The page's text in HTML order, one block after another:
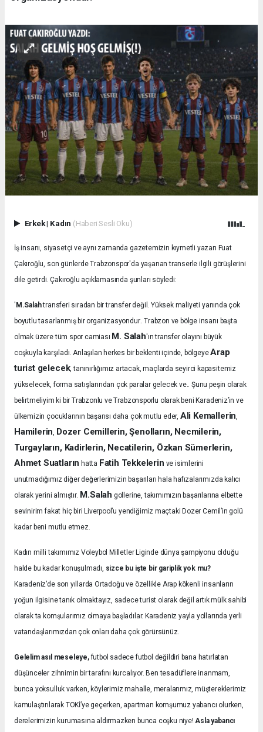
Erkek| Kadın (Haberi Sesli Oku)
İş insanı, siyasetçi ve aynı zamanda gazetemizin kıymetli yazarı Fuat
Çakıroğlu, son günlerde Trabzonspor'da yaşanan transerle ilgili görüşlerini
dile getirdi. Çakıroğlu açıklamasında şunları söyledi:
' M.Salahtransferi sıradan bir transfer değil. Yüksek maliyeti yanında çok
boyutlu tasarlanmış bir organizasyondur.Trabzon ve bölge insanı başta
olmak üzere tüm spor camiası M. Salah'ın transfer olayını büyük
coşkuyla karşıladı.Anlaşılan herkes bir beklenti içinde, bölgeyeArap
turist gelecek, tanınırlığımız artacak, maçlarda seyirci kapasitemiz
yükselecek, forma satışlarından çok paralar gelecek ve.. Şunu peşin olarak
belirtmeliyim ki bir Trabzonlu ve Trabzonsporlu olarak beni Karadeniz’in ve
ülkemizin çocuklarının başarısı daha çok mutlu eder, Ali Kemallerin,
Hamilerin, Dozer Cemillerin, Şenolların, Necmilerin,
Turgayların, Kadirlerin, Necatilerin, Özkan Sümerlerin,
Ahmet Suatların hatta Fatih Tekkelerin ve isimlerini
unutmadığımız diğer değerlerimizin başarıları hala hafızalarımızda kalıcı
olarak yerini almıştır. M.Salah gollerine, takımımızın başarılarına elbette
sevinirim fakat hiç biri Liverpool’u yendiğimiz maçtaki Dozer Cemil’in golü
kadar beni mutlu etmez.
Kadın milli takımımız Voleybol Milletler Liginde dünya şampiyonu olduğu
halde bu kadar konuşulmadı, sizce bu işte bir gariplik yok mu?
Karadeniz’de son yıllarda Ortadoğu ve özellikle Arap kökenli insanların
yoğun ilgisine tanık olmaktayız, sadece turist olarak değil artık mülk sahibi
olarak ta komşularımız olmaya başladılar. Karadeniz yayla yollarında yerli
vatandaşlarımızdan çok onları daha çok görürsünüz.
Gelelim asıl meseleye,futbol sadece futbol değildiri bana hatırlatan
düşünceler zihnimin bir tarafını kurcalıyor. Ben tesadüflere inanmam,
bunca yoksulluk varken, köylerimiz mahalle, meralarımız, müştereklerimiz
kamulaştırılarak TOKİ’ye geçerken, apartman komşumuz yabancı olurken,
derelerimizin kurumasına aldırmazken bunca coşku niye!Asla yabancı